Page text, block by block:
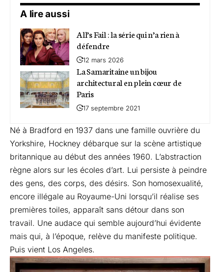
A lire aussi
All’s Fail : la série qui n’a rien à
défendre
12 mars 2026
La Samaritaine un bijou
architectural en plein cœur de
Paris
17 septembre 2021
Né à Bradford en 1937 dans une famille ouvrière du
Yorkshire, Hockney débarque sur la scène artistique
britannique au début des années 1960. L’abstraction
règne alors sur les écoles d’art. Lui persiste à peindre
des gens, des corps, des désirs. Son homosexualité,
encore illégale au Royaume-Uni lorsqu’il réalise ses
premières toiles, apparaît sans détour dans son
travail. Une audace qui semble aujourd’hui évidente
mais qui, à l’époque, relève du manifeste politique.
Puis vient Los Angeles.